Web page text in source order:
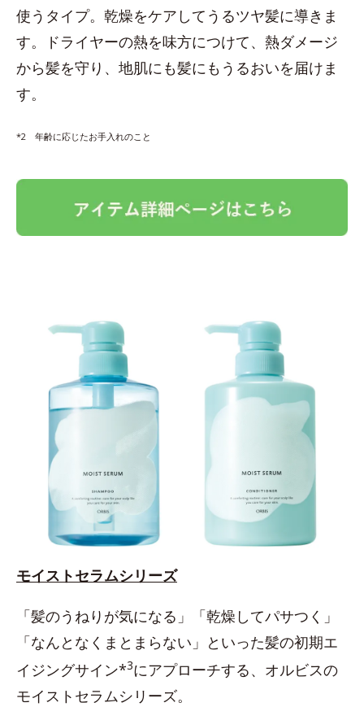
使うタイプ。乾燥をケアしてうるツヤ髪に導きま
す。ドライヤーの熱を味方につけて、熱ダメージ
から髪を守り、地肌にも髪にもうるおいを届けま
す。
*2 年齢に応じたお手入れのこと
モイストセラムシリーズ
「髪のうねりが気になる」「乾燥してパサつく」
「なんとなくまとまらない」といった髪の初期エ
イジングサイン*3にアプローチする、オルビスの
モイストセラムシリーズ。